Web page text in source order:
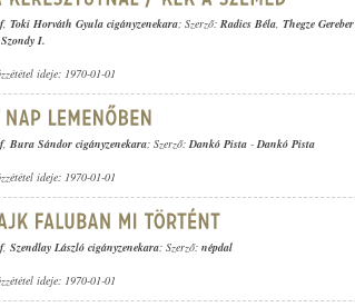
, Toki Horváth Gyula cigányzenekara; Szerző: Radics Béla, Thegze Gereber
Szondy I.
ideje: 1970-01-01
, Bura Sándor cigányzenekara; Szerző:Dankó Pista -Dankó Pista
ideje: 1970-01-01
, Szendlay László cigányzenekara; Szerző: népdal
ideje: 1970-01-01